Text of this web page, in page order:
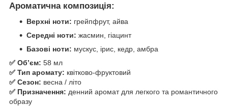
Ароматична композиція:
Верхні ноти: грейпфрут, айва
Середні ноти: жасмин, гіацинт
Базові ноти: мускус, ірис, кедр, амбра
✅ Обʼєм: 58 мл
✅ Тип аромату: квітково-фруктовий
✅ Сезон: весна / літо
✅ Призначення: денний аромат для легкого та романтичного
образу